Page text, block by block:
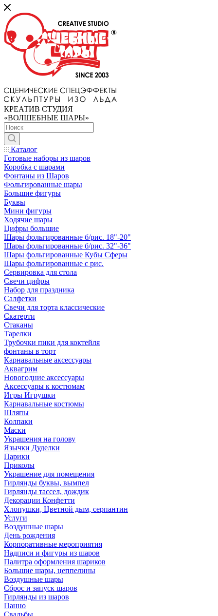
КРЕАТИВ СТУДИЯ
«ВОЛШЕБНЫЕ ШАРЫ»
Каталог
Готовые наборы из шаров
Коробка с шарами
Фонтаны из Шаров
Фольгированные шары
Большие фигуры
Буквы
Мини фигуры
Ходячие шары
Цифры большие
Шары фольгированные б/рис. 18"-20"
Шары фольгированные б/рис. 32"-36"
Шары фольгированные Кубы Сферы
Шары фольгированные с рис.
Сервировка для стола
Свечи цифры
Набор для праздника
Салфетки
Свечи для торта классические
Скатерти
Стаканы
Тарелки
Трубочки пики для коктейля
фонтаны в торт
Карнавальные аксессуары
Аквагрим
Новогодние аксессуары
Аксессуары к костюмам
Игры Игрушки
Карнавальные костюмы
Шляпы
Колпаки
Маски
Украшения на голову
Язычки Дуделки
Парики
Приколы
Украшение для помещения
Гирлянды буквы, вымпел
Гирлянды тассел, дождик
Декорации Конфетти
Хлопушки, Цветной дым, серпантин
Услуги
Воздушные шары
День рождения
Корпоративные мероприятия
Надписи и фигуры из шаров
Палитра оформления шариков
Большие шары, цеппелины
Воздушные шары
Сброс и запуск шаров
Гирлянды из шаров
Панно
Свадьбы